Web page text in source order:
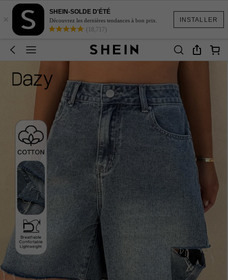
INSTALLER
×
SHEIN-SOLDE D'ÉTÉ
Découvrez les dernières tendances à bon prix.
(18,717)